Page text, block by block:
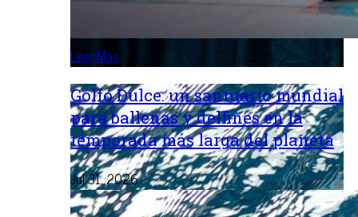
Leer Más
Golfo Dulce: un santuario mundial
para ballenas y delfines en la
temporada más larga del planeta
Jul 31, 2026